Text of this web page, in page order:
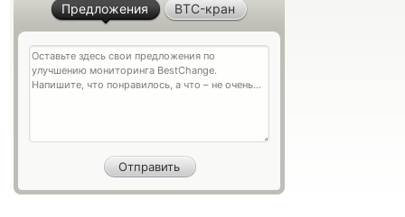
Предложения BTC-кран